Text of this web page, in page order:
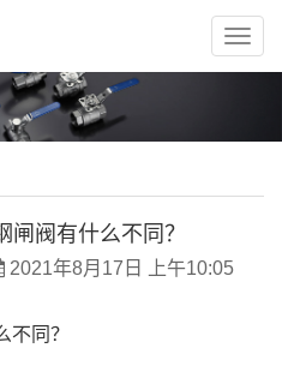
闸阀有什么不同？
2021年8月17日 上午10:05
不同？